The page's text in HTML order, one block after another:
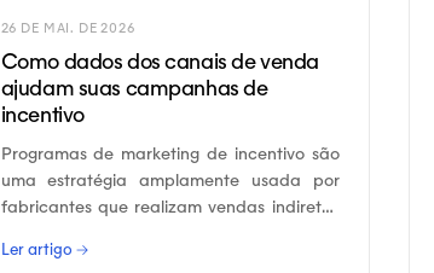
26 DE MAI. DE 2026
Como dados dos canais de venda
ajudam suas campanhas de
incentivo
Programas de marketing de incentivo são
uma estratégia amplamente usada por
fabricantes que realizam vendas indiretas
distribuidores a recomendarem seus
Ler artigo →